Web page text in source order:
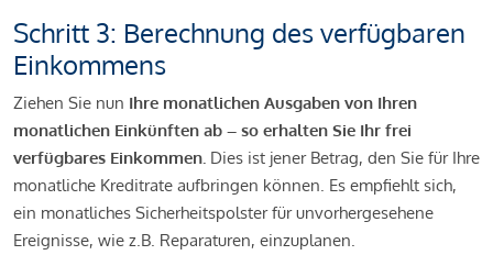
Schritt 3: Berechnung des verfügbaren
Einkommens
Ziehen Sie nun Ihre monatlichen Ausgaben von Ihren
monatlichen Einkünften ab – so erhalten Sie Ihr frei
verfügbares Einkommen. Dies ist jener Betrag, den Sie für Ihre
monatliche Kreditrate aufbringen können. Es empfiehlt sich,
ein monatliches Sicherheitspolster für unvorhergesehene
Ereignisse, wie z.B. Reparaturen, einzuplanen.